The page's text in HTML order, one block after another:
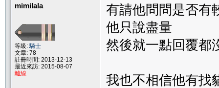
mimilala
等級:騎士
文章: 78
註冊時間: 2013-12-13
最近來訪: 2015-08-07
離線
有請他問問是否有
他只說盡量
然後就一點回覆都
我也不相信他有找